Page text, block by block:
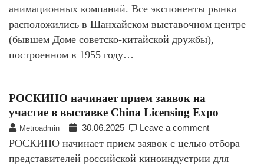
анимационных компаний. Все экспоненты рынка
расположились в Шанхайском выставочном центре
(бывшем Доме советско-китайской дружбы),
построенном в 1955 году…
РОСКИНО начинает прием заявок на
участие в выставке China Licensing Expo​​​​​​​​​​​​​​​​​​​​​​​​​​​​​​​​​​​​​​​​​​
Metroadmin 30.06.2025 Leave a comment
РОСКИНО начинает прием заявок с целью отбора
представителей российской киноиндустрии для